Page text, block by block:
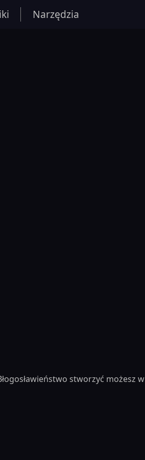
Narzędzia
stworzyć możesz w